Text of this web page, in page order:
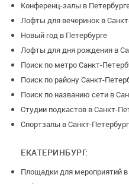
Конференц-залы в
Лофты для вечеринок в
Новый год в Петербурге
Лофты для дня рождения в
Поиск по метро Санкт-
Поиск по району Санкт-
Поиск по названию сети в
Студии подкастов в Санкт-
Спортзалы в Санкт-
ЕКАТЕРИНБУРГ:
Площадки для мероприятий в